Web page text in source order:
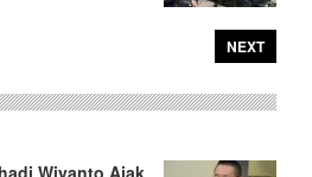
NEXT
Wiyanto Ajak